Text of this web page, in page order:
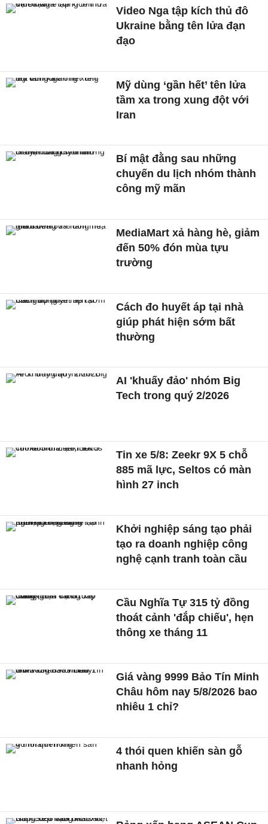
Video Nga tập kích thủ đô
Ukraine bằng tên lửa đạn
đạo
Mỹ dùng ‘gần hết’ tên lửa
tầm xa trong xung đột với
Iran
Bí mật đằng sau những
chuyến du lịch nhóm thành
công mỹ mãn
MediaMart xả hàng hè, giảm
đến 50% đón mùa tựu
trường
Cách đo huyết áp tại nhà
giúp phát hiện sớm bất
thường
AI 'khuấy đảo' nhóm Big
Tech trong quý 2/2026
Tin xe 5/8: Zeekr 9X 5 chỗ
885 mã lực, Seltos có màn
hình 27 inch
Khởi nghiệp sáng tạo phải
tạo ra doanh nghiệp công
nghệ cạnh tranh toàn cầu
Cầu Nghĩa Tự 315 tỷ đồng
thoát cảnh 'đắp chiếu', hẹn
thông xe tháng 11
Giá vàng 9999 Bảo Tín Minh
Châu hôm nay 5/8/2026 bao
nhiêu 1 chỉ?
4 thói quen khiến sàn gỗ
nhanh hỏng